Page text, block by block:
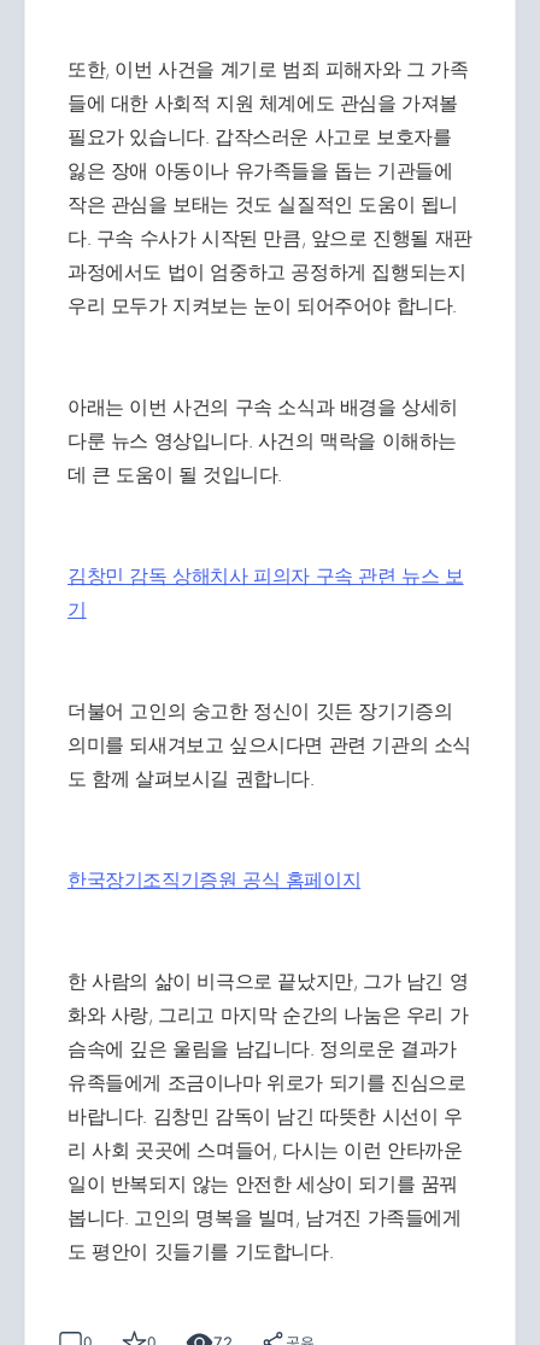
또한, 이번 사건을 계기로 범죄 피해자와 그 가족
들에 대한 사회적 지원 체계에도 관심을 가져볼
필요가 있습니다. 갑작스러운 사고로 보호자를
잃은 장애 아동이나 유가족들을 돕는 기관들에
작은 관심을 보태는 것도 실질적인 도움이 됩니
다. 구속 수사가 시작된 만큼, 앞으로 진행될 재판
과정에서도 법이 엄중하고 공정하게 집행되는지
우리 모두가 지켜보는 눈이 되어주어야 합니다.
아래는 이번 사건의 구속 소식과 배경을 상세히
다룬 뉴스 영상입니다. 사건의 맥락을 이해하는
데 큰 도움이 될 것입니다.
김창민 감독 상해치사 피의자 구속 관련 뉴스 보
기
더불어 고인의 숭고한 정신이 깃든 장기기증의
의미를 되새겨보고 싶으시다면 관련 기관의 소식
도 함께 살펴보시길 권합니다.
한국장기조직기증원 공식 홈페이지
한 사람의 삶이 비극으로 끝났지만, 그가 남긴 영
화와 사랑, 그리고 마지막 순간의 나눔은 우리 가
슴속에 깊은 울림을 남깁니다. 정의로운 결과가
유족들에게 조금이나마 위로가 되기를 진심으로
바랍니다. 김창민 감독이 남긴 따뜻한 시선이 우
리 사회 곳곳에 스며들어, 다시는 이런 안타까운
일이 반복되지 않는 안전한 세상이 되기를 꿈꿔
봅니다. 고인의 명복을 빌며, 남겨진 가족들에게
도 평안이 깃들기를 기도합니다.